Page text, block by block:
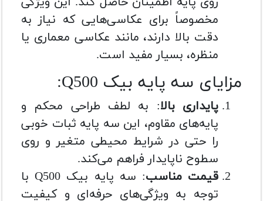
مخصوصاً برای عکاسی‌هایی که نیاز به
دقت بالا دارند، مانند عکاسی معماری یا
منظره، بسیار مفید است.
مزایای سه پایه بیک Q500:
پایداری بالا: به لطف طراحی محکم و
پایه‌های مقاوم، این سه پایه ثبات خوبی
را حتی در شرایط محیطی متغیر و روی
سطوح ناپایدار فراهم می‌کند.
قیمت مناسب
: سه پایه بیک Q500 با
توجه به ویژگی‌های حرفه‌ای و کیفیت